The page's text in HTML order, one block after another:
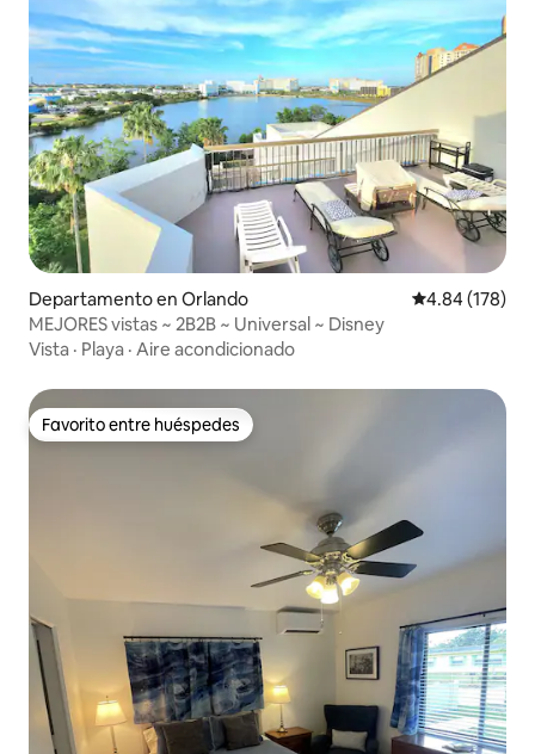
Departamento en Orlando Calificación
4.84 (178)
MEJORES vistas ~ 2B2B ~ Universal ~ Disney
Vista · Playa · Aire acondicionado
Favorito entre huéspedes
Favorito entre huéspedes